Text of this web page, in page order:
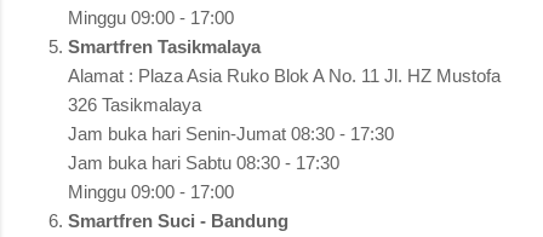
Minggu 09:00 - 17:00
Smartfren Tasikmalaya
Alamat : Plaza Asia Ruko Blok A No. 11 Jl. HZ Mustofa
326 Tasikmalaya
Jam buka hari Senin-Jumat 08:30 - 17:30
Jam buka hari Sabtu 08:30 - 17:30
Minggu 09:00 - 17:00
Smartfren Suci - Bandung